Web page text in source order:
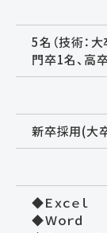
5名（技術：
門卒1名、高
新卒採用(大
◆Ｅｘｃｅｌ
◆Ｗｏｒｄ